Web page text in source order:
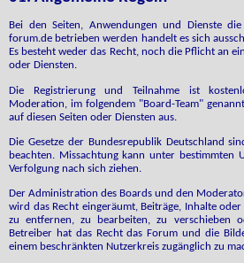
Bei den Seiten, Anwendungen und Dienste
forum.de betrieben werden handelt es sich
Es besteht weder das Recht, noch die Pflicht an
oder Diensten.
Die Registrierung und Teilnahme ist
Moderation, im folgendem "Board-Team"
auf diesen Seiten oder Diensten aus.
Die Gesetze der Bundesrepublik Deutschland
beachten. Missachtung kann unter bestimmten
Verfolgung nach sich ziehen.
Der Administration des Boards und den
wird das Recht eingeräumt, Beiträge, Inhalte oder
zu entfernen, zu bearbeiten, zu verschieben
Betreiber hat das Recht das Forum und die
einem beschränkten Nutzerkreis zugänglich zu